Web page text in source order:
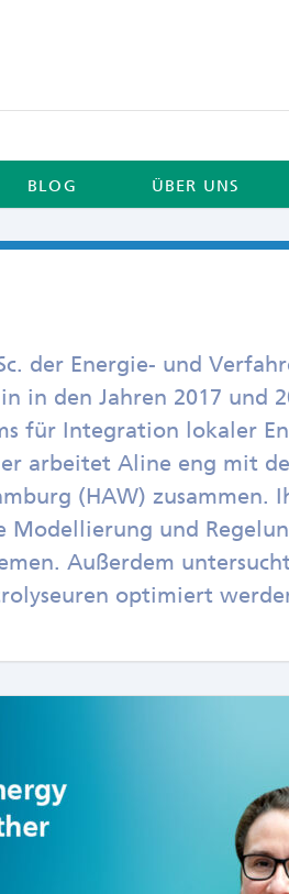
BLOG ÜBER UNS
der Energie- und
in den Jahren 2017 und
für Integration lokaler
arbeitet Aline eng mit
(HAW) zusammen.
Modellierung und
Außerdem
optimiert